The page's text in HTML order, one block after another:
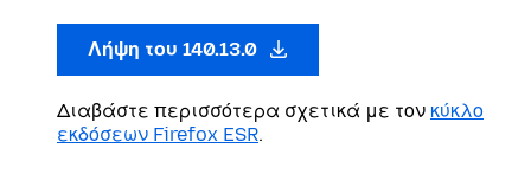
Λήψη του 140.13.0
Διαβάστε περισσότερα σχετικά με τον κύκλο
εκδόσεων Firefox ESR.